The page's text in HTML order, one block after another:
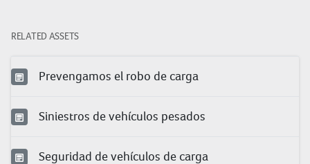
RELATED ASSETS
Prevengamos el robo de carga
Siniestros de vehículos pesados
Seguridad de vehículos de carga